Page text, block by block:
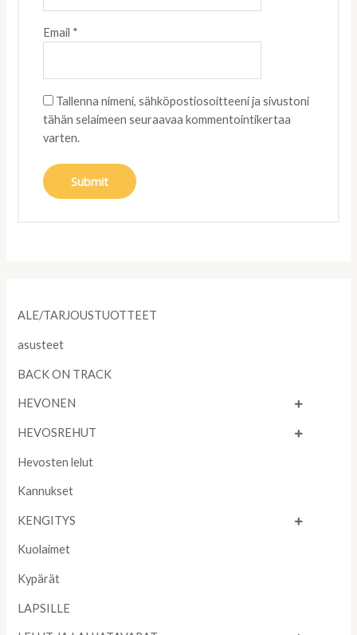
ALE/TARJOUSTUOTTEET
asusteet
BACK ON TRACK
HEVONEN
HEVOSREHUT
Hevosten lelut
Kannukset
KENGITYS
Kuolaimet
Kypärät
LAPSILLE
Email *
Tallenna nimeni, sähköpostiosoitteeni ja sivustoni
tähän selaimeen seuraavaa kommentointikertaa
varten.